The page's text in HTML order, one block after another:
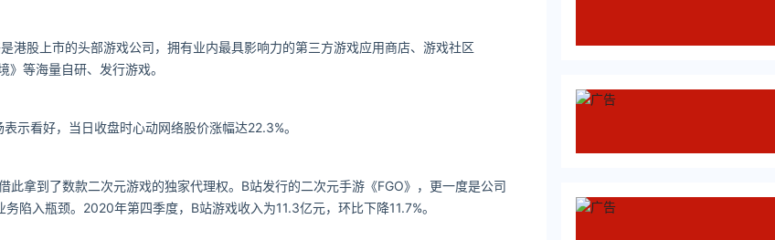
股上市的头部游戏公司，拥有业内最具影响力的第三方游戏应用商店、游戏社区
等海量自研、发行游戏。
示看好，当日收盘时心动网络股价涨幅达22.3%。
拿到了数款二次元游戏的独家代理权。B站发行的二次元手游《FGO》，更一度是公司
陷入瓶颈。2020年第四季度，B站游戏收入为11.3亿元，环比下降11.7%。